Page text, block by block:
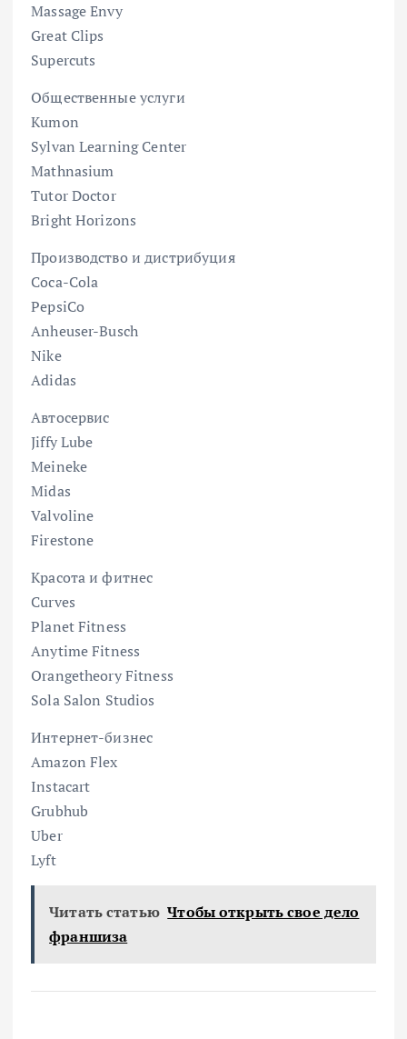
Massage Envy
Great Clips
Supercuts
Общественные услуги
Kumon
Sylvan Learning Center
Mathnasium
Tutor Doctor
Bright Horizons
Производство и дистрибуция
Coca-Cola
PepsiCo
Anheuser-Busch
Nike
Adidas
Автосервис
Jiffy Lube
Meineke
Midas
Valvoline
Firestone
Красота и фитнес
Curves
Planet Fitness
Anytime Fitness
Orangetheory Fitness
Sola Salon Studios
Интернет-бизнес
Amazon Flex
Instacart
Grubhub
Uber
Lyft
Читать статью Чтобы открыть свое дело
франшиза